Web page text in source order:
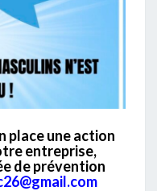
place une action
entreprise,
de prévention